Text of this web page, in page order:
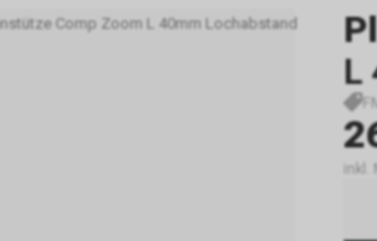
Comp Zoom L 40mm Lochabstand
L
inkl.